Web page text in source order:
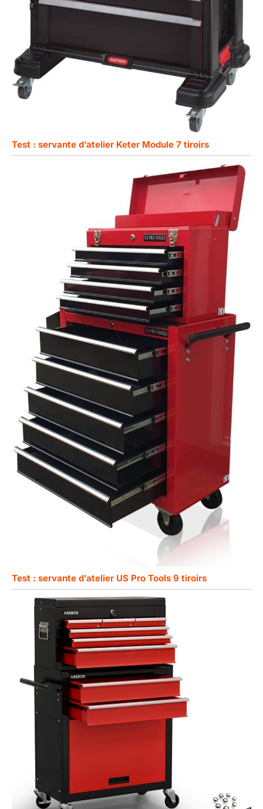
Test : servante d’atelier Keter Module 7 tiroirs
Test : servante d’atelier US Pro Tools 9 tiroirs